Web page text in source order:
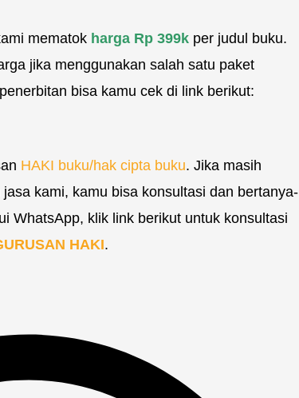
mematok harga Rp 399k per judul buku.
jika menggunakan salah satu paket
bisa kamu cek di link berikut:
HAKI buku/hak cipta buku. Jika masih
kami, kamu bisa konsultasi dan bertanya-
WhatsApp, klik link berikut untuk konsultasi
HAKI.